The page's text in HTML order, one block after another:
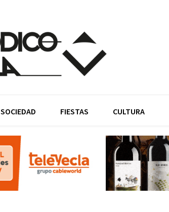
SOCIEDAD FIESTAS CULTURA